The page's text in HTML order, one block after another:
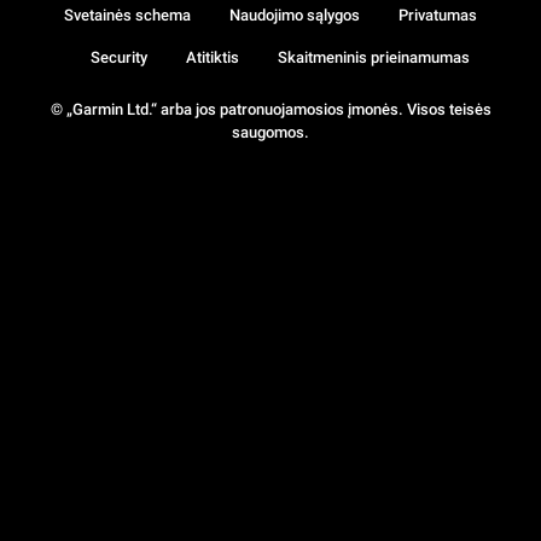
© „Garmin Ltd.“ arba jos patronuojamosios įmonės. Visos teisės
saugomos.
Svetainės schema Naudojimo sąlygos Privatumas
Security Atitiktis Skaitmeninis prieinamumas